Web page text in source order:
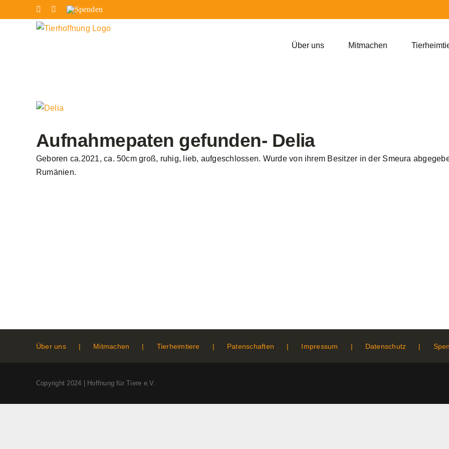
Inhalt
FacebookInstagram
Spenden
Über uns Mitmachen
Zeige
Bild
Aufnahmepaten gefunden- Delia
Geboren ca.2021, ca. 50cm groß, ruhig, lieb, aufgeschlossen. Wurde von ihrem Besitzer in der Smeura
Rumänien.
Über uns Mitmachen Tierheimtiere Patenschaften Impressum Datenschutz
Copyright 2024 | Hoffnung für Tiere e.V.